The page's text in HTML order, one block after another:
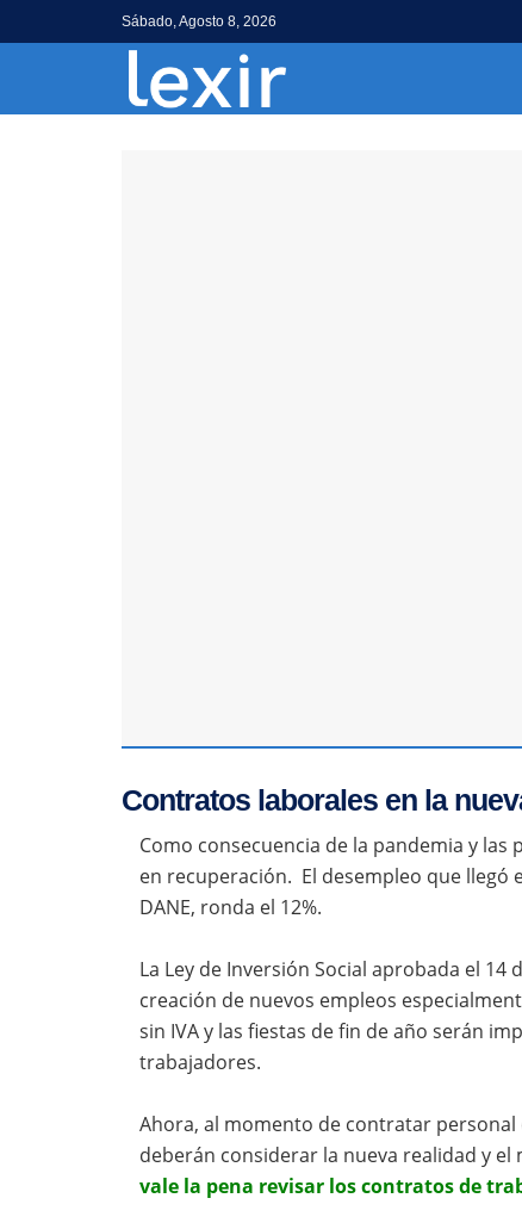
Sábado, Agosto 8, 2026
Contratos laborales en la
Como consecuencia de la pandemia y
en recuperación. El desempleo que llegó
DANE, ronda el 12%.
La Ley de Inversión Social aprobada el
creación de nuevos empleos
sin IVA y las fiestas de fin de año serán
trabajadores.
Ahora, al momento de contratar
deberán considerar la nueva realidad y
vale la pena revisar los contratos de